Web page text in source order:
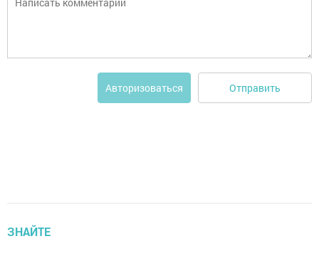
Авторизоваться Отправить
ЗНАЙТЕ